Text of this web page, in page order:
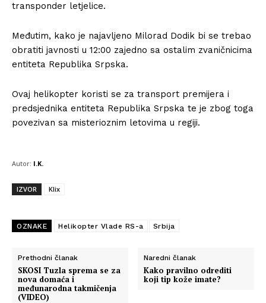
transponder letjelice.
Međutim, kako je najavljeno Milorad Dodik bi se trebao
obratiti javnosti u 12:00 zajedno sa ostalim zvaničnicima
entiteta Republika Srpska.
Ovaj helikopter koristi se za transport premijera i
predsjednika entiteta Republika Srpska te je zbog toga
povezivan sa misterioznim letovima u regiji.
Autor: I.K.
IZVOR Klix
OZNAKE Helikopter Vlade RS-a Srbija
Prethodni članak
SKOSI Tuzla sprema se za
nova domaća i
međunarodna takmičenja
(VIDEO)
Naredni članak
Kako pravilno odrediti
koji tip kože imate?